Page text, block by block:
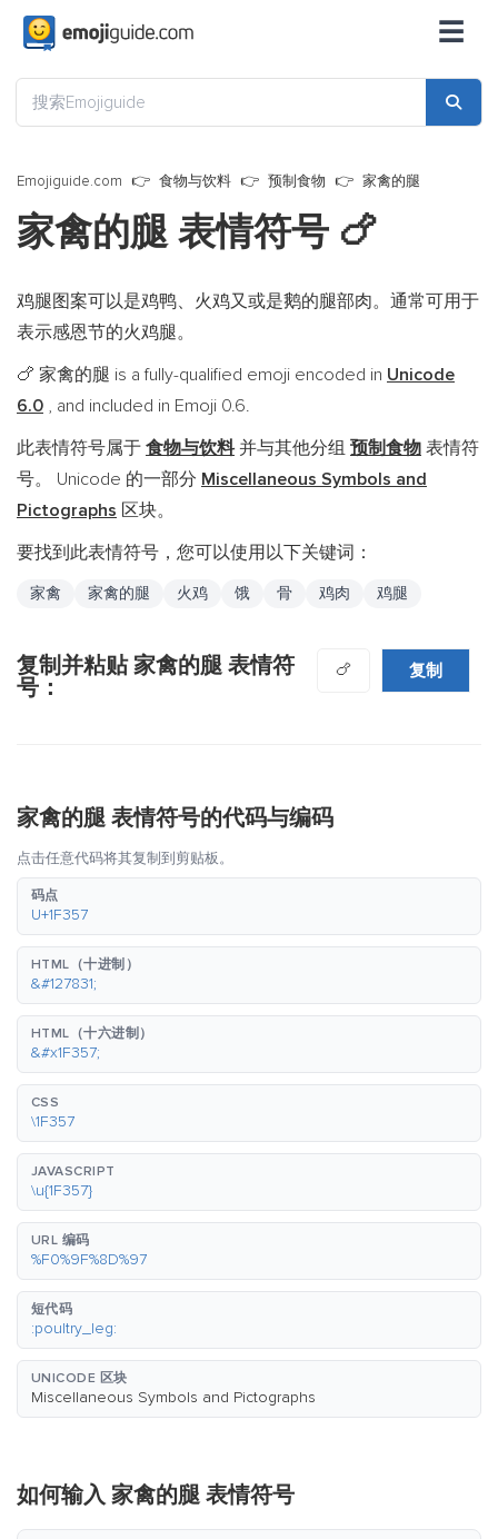
☰
Emojiguide.com 食物与饮料 预制食物 家禽的腿
家禽的腿 表情符号 🍗
鸡腿图案可以是鸡鸭、火鸡又或是鹅的腿部肉。通常可用于
表示感恩节的火鸡腿。
🍗 家禽的腿 is a fully-qualified emoji encoded in Unicode
6.0 , and included in Emoji 0.6.
此表情符号属于 食物与饮料并与其他分组 预制食物 表情符
号。 Unicode 的一部分 Miscellaneous Symbols and
Pictographs 区块。
要找到此表情符号，您可以使用以下关键词：
家禽 家禽的腿 火鸡 饿 骨 鸡肉 鸡腿
复制并粘贴 家禽的腿 表情符
号：
🍗 复制
家禽的腿 表情符号的代码与编码
点击任意代码将其复制到剪贴板。
码点
U+1F357
HTML（十进制）
&#127831;
HTML（十六进制）
&#x1F357;
CSS
\1F357
JAVASCRIPT
\u{1F357}
URL 编码
%F0%9F%8D%97
短代码
:poultry_leg:
UNICODE 区块
Miscellaneous Symbols and Pictographs
如何输入 家禽的腿 表情符号